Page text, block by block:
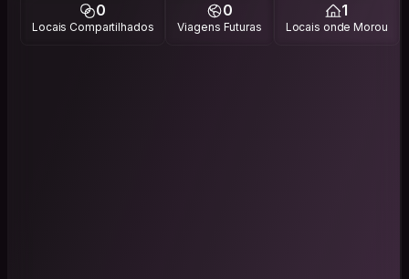
0
Locais Compartilhados
0
Viagens Futuras
1
Locais onde Morou